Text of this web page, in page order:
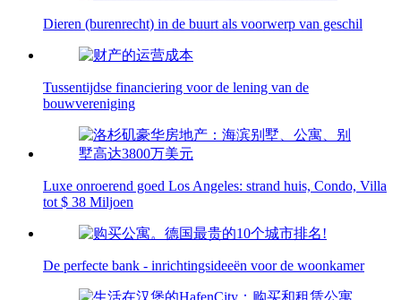
Dieren (burenrecht) in de buurt als voorwerp van geschil
Tussentijdse financiering voor de lening van de
bouwvereniging
Luxe onroerend goed Los Angeles: strand huis, Condo, Villa
tot $ 38 Miljoen
De perfecte bank - inrichtingsideeën voor de woonkamer